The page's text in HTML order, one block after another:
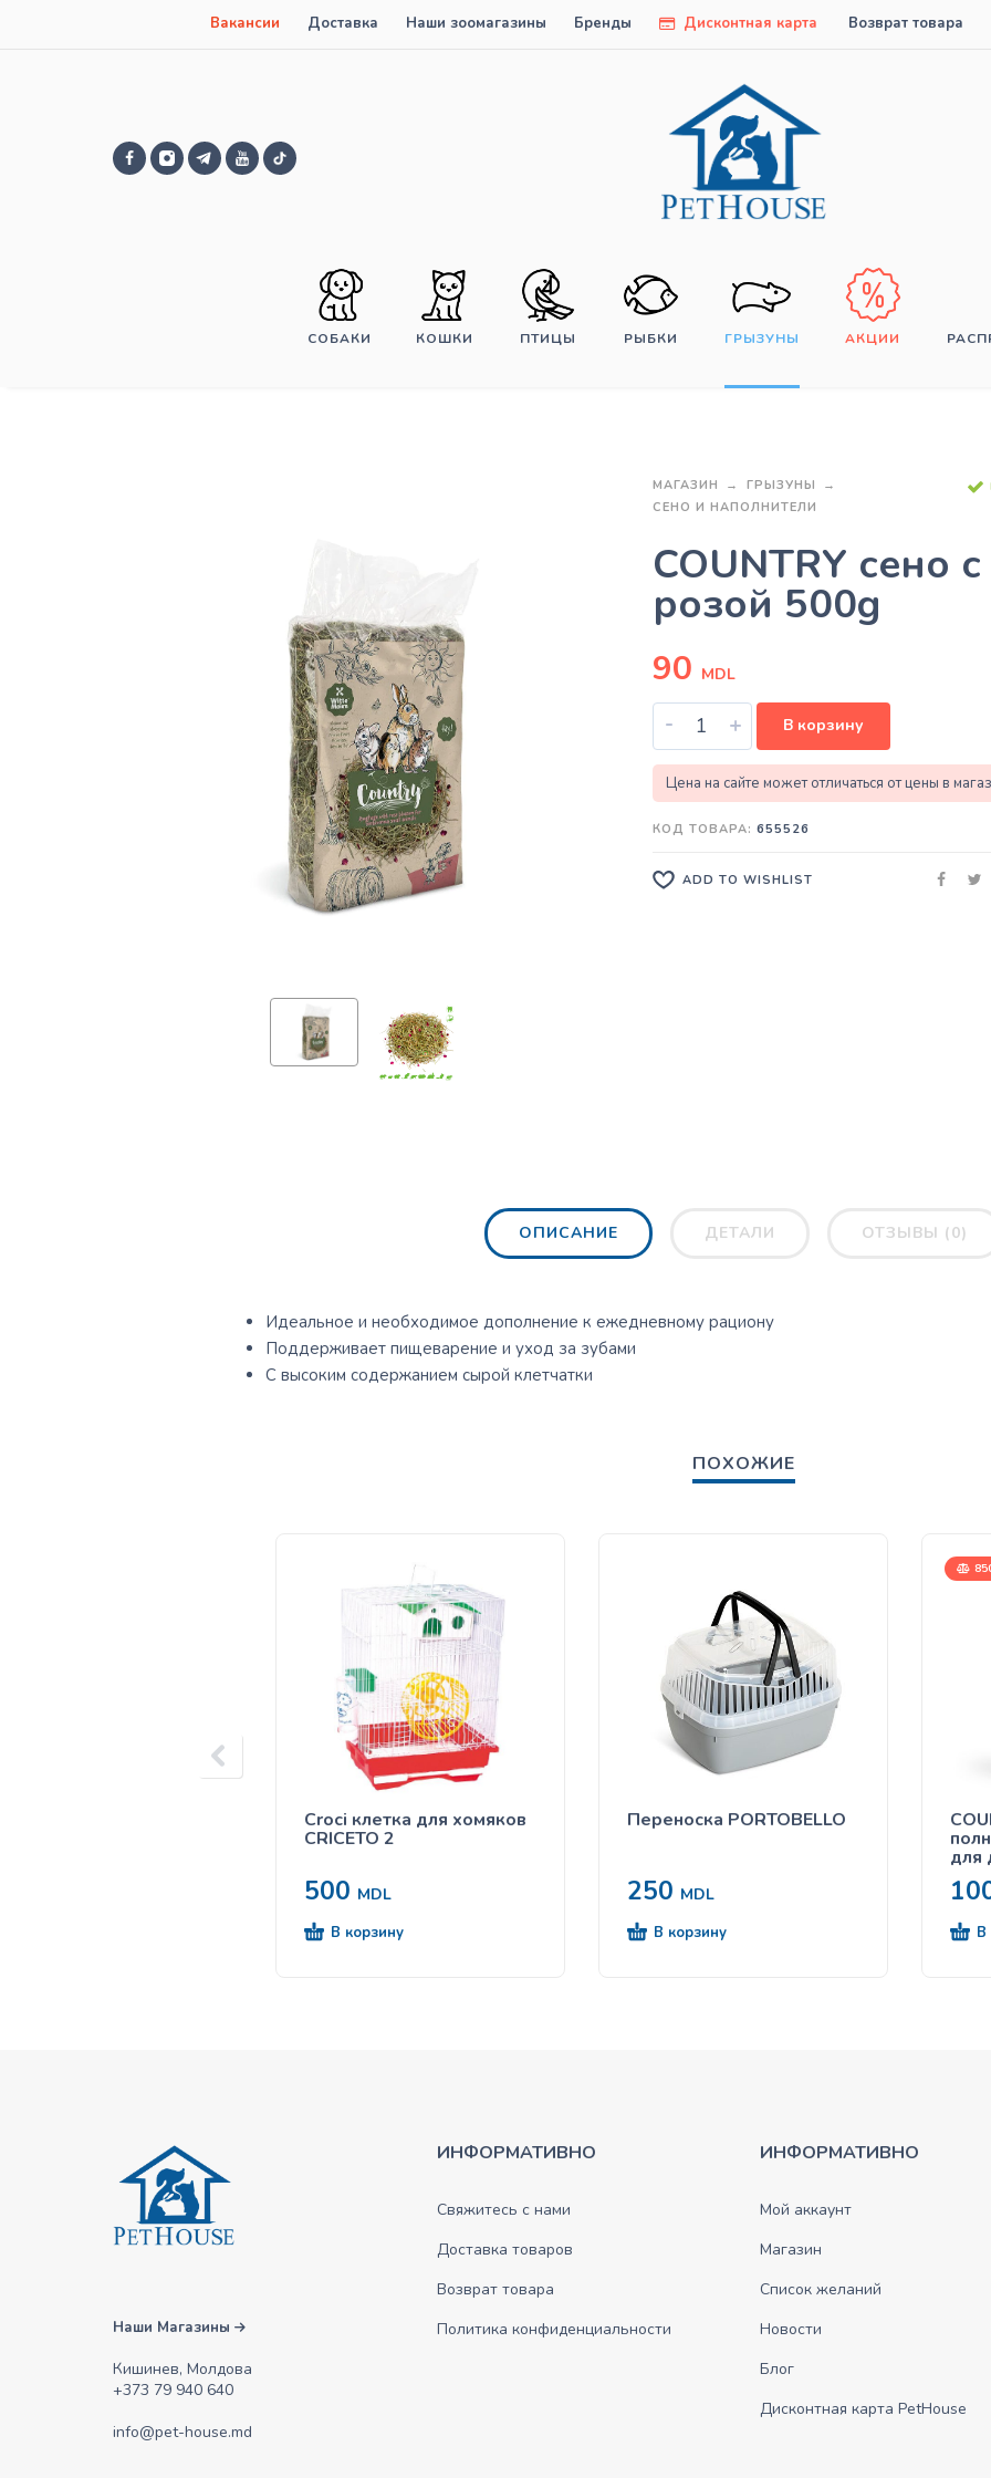
Вакансии Доставка Наши зоомагазины Бренды Дисконтная карта Возврат товара
СОБАКИ КОШКИ ПТИЦЫ РЫБКИ ГРЫЗУНЫ АКЦИИ
МАГАЗИН
ГРЫЗУНЫ
СЕНО И НАПОЛНИТЕЛИ
COUNTRY сено с
розой 500g
90 MDL
- + В корзину
Цена на сайте может отличаться от цены в
КОД ТОВАРА: 655526
ADD TO WISHLIST
ОПИСАНИЕ ДЕТАЛИ ОТЗЫВЫ (0)
Идеальное и необходимое дополнение к ежедневному рациону
Поддерживает пищеварение и уход за зубами
С высоким содержанием сырой клетчатки
ПОХОЖИЕ
Croci клетка для хомяков
CRICETO 2
500 MDL
В корзину
Переноска PORTOBELLO
250 MDL
В корзину
для
В
Наши Магазины
Кишинев, Молдова
+373 79 940 640
info@pet-house.md
ИНФОРМАТИВНО
Свяжитесь с нами
Доставка товаров
Возврат товара
Политика конфиденциальности
ИНФОРМАТИВНО
Мой аккаунт
Магазин
Список желаний
Новости
Блог
Дисконтная карта PetHouse